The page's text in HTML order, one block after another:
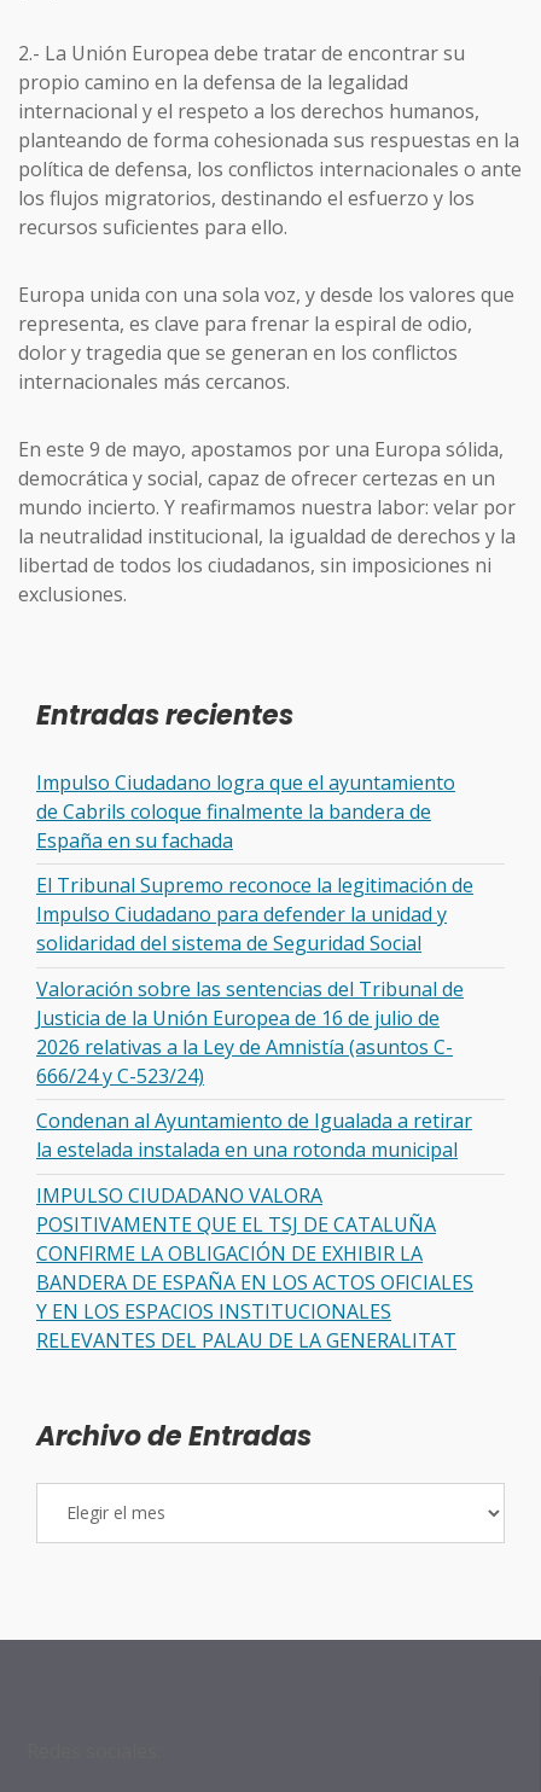
2.- La Unión Europea debe tratar de encontrar su
propio camino en la defensa de la legalidad
internacional y el respeto a los derechos humanos,
planteando de forma cohesionada sus respuestas en la
política de defensa, los conflictos internacionales o ante
los flujos migratorios, destinando el esfuerzo y los
recursos suficientes para ello.
Europa unida con una sola voz, y desde los valores que
representa, es clave para frenar la espiral de odio,
dolor y tragedia que se generan en los conflictos
internacionales más cercanos.
En este 9 de mayo, apostamos por una Europa sólida,
democrática y social, capaz de ofrecer certezas en un
mundo incierto. Y reafirmamos nuestra labor: velar por
la neutralidad institucional, la igualdad de derechos y la
libertad de todos los ciudadanos, sin imposiciones ni
exclusiones.
Entradas recientes
Impulso Ciudadano logra que el ayuntamiento
de Cabrils coloque finalmente la bandera de
España en su fachada
El Tribunal Supremo reconoce la legitimación de
Impulso Ciudadano para defender la unidad y
solidaridad del sistema de Seguridad Social
Valoración sobre las sentencias del Tribunal de
Justicia de la Unión Europea de 16 de julio de
2026 relativas a la Ley de Amnistía (asuntos C-
666/24 y C-523/24)
Condenan al Ayuntamiento de Igualada a retirar
la estelada instalada en una rotonda municipal
IMPULSO CIUDADANO VALORA
POSITIVAMENTE QUE EL TSJ DE CATALUÑA
CONFIRME LA OBLIGACIÓN DE EXHIBIR LA
BANDERA DE ESPAÑA EN LOS ACTOS OFICIALES
Y EN LOS ESPACIOS INSTITUCIONALES
RELEVANTES DEL PALAU DE LA GENERALITAT
Archivo de Entradas